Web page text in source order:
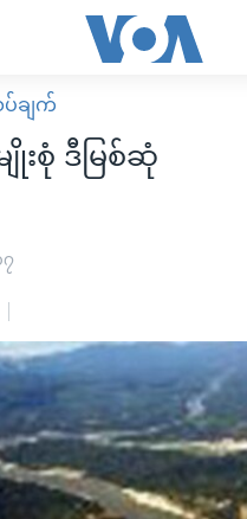
ား
လက်စတိုင်း
မ်းတခု အလွန်
ေ့လာမယ်
းအီဒီယံ
င်္ဂလိပ်စာ
င်္ဂလိပ်စာ
ျား
သံ အချက်အလက်များ
စီအစဉ်
ချက်
းစုံ ဒီမြစ်ဆုံ